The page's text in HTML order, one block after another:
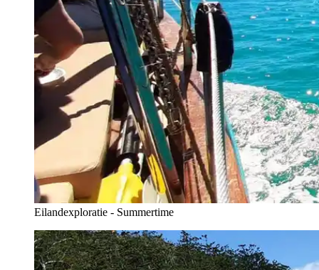
Eilandexploratie - Summertime